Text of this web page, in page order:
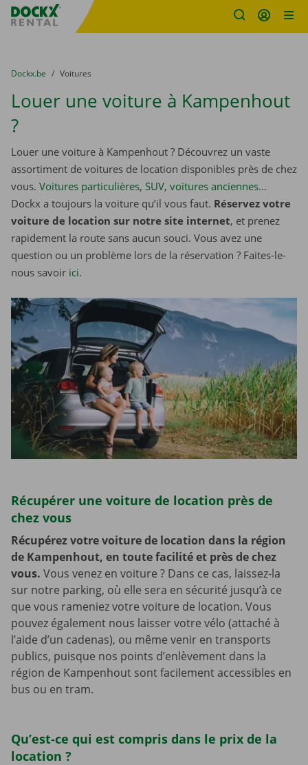
sitename
You are here:
du
Dockx.be to
Voitures
Louer une voiture à Kampenhout
?
Louer une voiture à Kampenhout ? Découvrez un vaste
assortiment de voitures de location disponibles près de chez
vous. Voitures particulières, SUV, voitures anciennes…
Dockx a toujours la voiture qu’il vous faut. Réservez votre
voiture de location sur notre site internet, et prenez
rapidement la route sans aucun souci. Vous avez une
question ou un problème lors de la réservation ? Faites-le-
nous savoir ici.
Récupérer une voiture de location près de
chez vous
Récupérez votre voiture de location dans la région
de Kampenhout, en toute facilité et près de chez
vous. Vous venez en voiture ? Dans ce cas, laissez-la
sur notre parking, où elle sera en sécurité jusqu’à ce
que vous rameniez votre voiture de location. Vous
pouvez également nous laisser votre vélo (attaché à
l’aide d’un cadenas), ou même venir en transports
publics, puisque nos points d’enlèvement dans la
région de Kampenhout sont facilement accessibles en
bus ou en tram.
Qu’est-ce qui est compris dans le prix de la
location ?